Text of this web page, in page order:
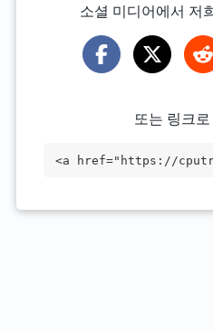
소셜 미디어에서 저
또는 링크
<a href="https://